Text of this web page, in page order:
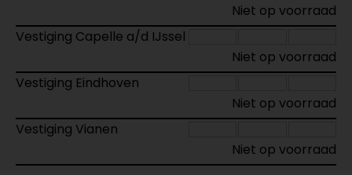
Niet op voorraad
Vestiging Capelle a/d IJssel
Niet op voorraad
Vestiging Eindhoven
Niet op voorraad
Vestiging Vianen
Niet op voorraad